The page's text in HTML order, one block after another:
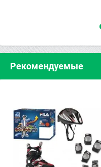
Рекомендуемые